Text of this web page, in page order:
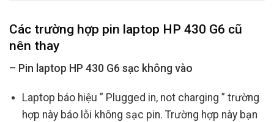
Các trường hợp pin laptop HP 430 G6 cũ
nên thay
– Pin laptop HP 430 G6 sạc không vào
Laptop báo hiệu ” Plugged in, not charging ” trường
hợp này báo lỗi không sạc pin. Trường hợp này bạn